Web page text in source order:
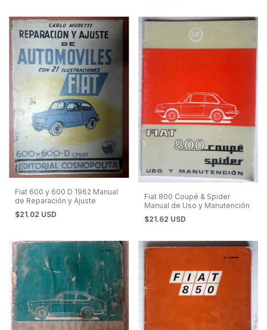
Fiat 600 y 600 D 1962 Manual
de Reparación y Ajuste
$21.02 USD
Fiat 800 Coupé & Spider
Manual de Uso y Manutención
$21.62 USD